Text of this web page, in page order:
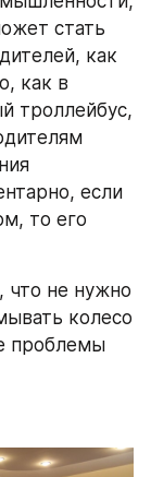
стать
как
как в
троллейбус,
если
то его
что не нужно
колесо
проблемы